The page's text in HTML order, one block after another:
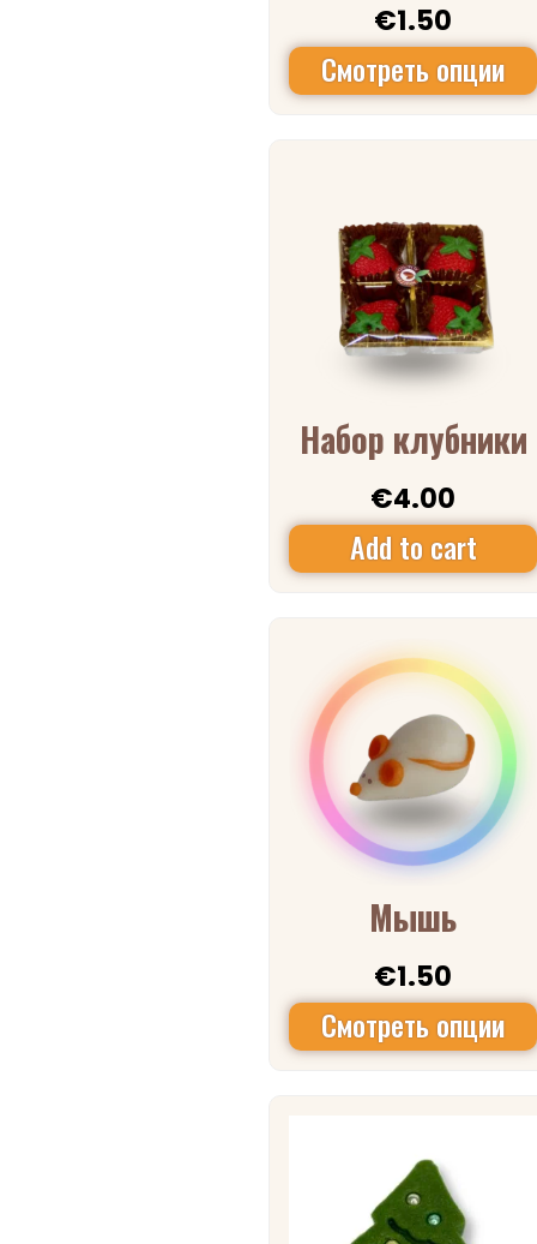
€1.50
Смотреть опции
Набор клубники
€4.00
Add to cart
Мышь
€1.50
Смотреть опции